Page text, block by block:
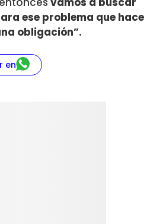
ese problema que hace
obligación”.
en